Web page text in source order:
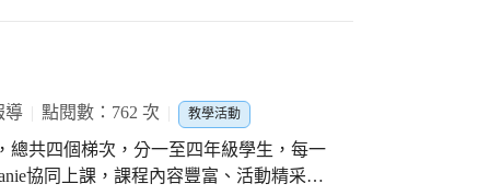
戶外或室內盡情享受比賽的喜悅吶喊聲，
易呀!而且還可以跨組選修哩!因為我們特
天課程活潑多元，還可以在室內吹冷
上班族，
在學校活動，下午再去安親班，有同學
導 點閱數：762 次 教學活動
總共四個梯次，分一至四年級學生，每一
協同上課，課程內容豐富、活動精采有